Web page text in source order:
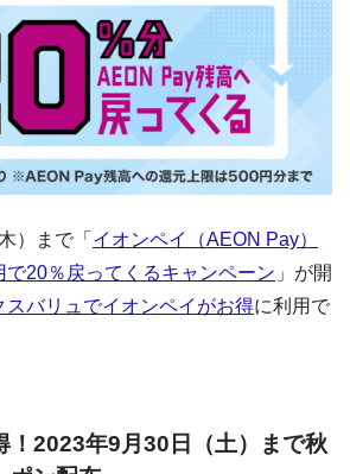
）まで「 イオンペイ（AEON Pay）
20％戻ってくるキャンペーン 」が開
スバリュでイオンペイがお得に利用で
！2023年9月30日（土）まで秋